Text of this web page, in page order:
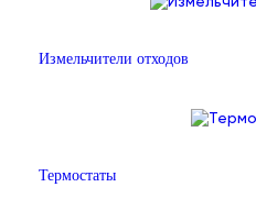
Измельчители отходов
Термостаты